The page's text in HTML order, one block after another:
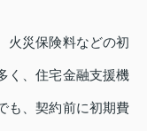
火災保険料などの初
く、住宅金融支援機
も、契約前に初期費